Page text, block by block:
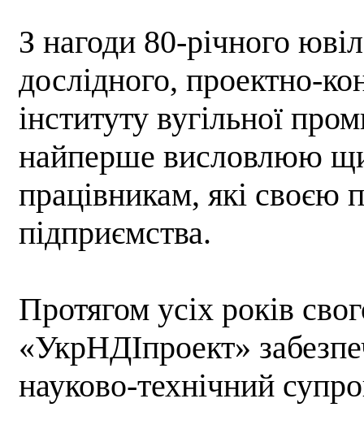
З нагоди 80-річного
дослідного, проектно-
інституту вугільної
найперше висловлюю
працівникам, які своєю
підприємства.
Протягом усіх років
«УкрНДІпроект»
науково-технічний